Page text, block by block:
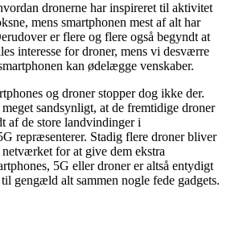
dronerne har inspireret til aktivitet
mens smartphonen mest af alt har
er flere og flere også begyndt at
interesse for droner, mens vi desværre
kan ødelægge venskaber.
og droner stopper dog ikke der.
sandsynligt, at de fremtidige droner
af de store landvindinger i
repræsenterer. Stadig flere droner bliver
for at give dem ekstra
5G eller droner er altså entydigt
gengæld alt sammen nogle fede gadgets.